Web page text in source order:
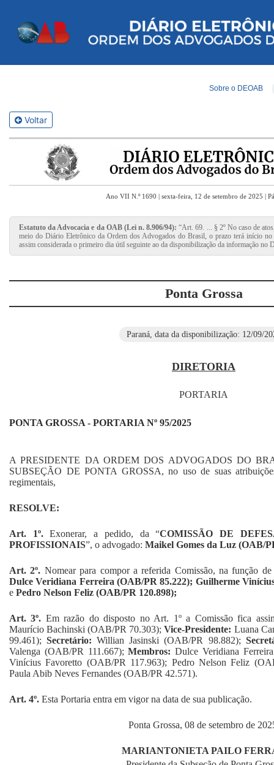
Sobre o DEOAB
Voltar
Ano VII N.º 1690 | sexta-feira, 12 de setembro de 2025 |
Estatuto da Advocacia e da OAB (Lei n. 8.906/94): “Art. 69. ... § 2º No caso de
meio do Diário Eletrônico da Ordem dos Advogados do Brasil, o prazo terá início
assim considerada o primeiro dia útil seguinte ao da disponibilização da informação no
Ponta Grossa
Paraná, data da disponibilização: 12/09/
DIRETORIA
PORTARIA
PONTA GROSSA - PORTARIA Nº 95/2025
A PRESIDENTE DA ORDEM DOS ADVOGADOS DO
SUBSEÇÃO DE PONTA GROSSA, no uso de suas
regimentais,
RESOLVE:
Art. 1º.Exonerar, a pedido, da “COMISSÃO DE
PROFISSIONAIS”, o advogado: Maikel Gomes da Luz (OAB/
Art. 2º. Nomear para compor a referida Comissão, na função de
Dulce Veridiana Ferreira (OAB/PR 85.222); Guilherme
e Pedro Nelson Feliz (OAB/PR 120.898);
Art. 3º. Em razão do disposto no Art. 1º a Comissão fica
Maurício Bachinski (OAB/PR 70.303);Vice-Presidente: Luana
99.461);Secretário:Willian Jasinski (OAB/PR 98.882);
Valenga (OAB/PR 111.667);Membros: Dulce Veridiana
Vinícius Favoretto (OAB/PR 117.963); Pedro Nelson Feliz
Paula Abib Neves Fernandes (OAB/PR 42.571).
Art. 4º. Esta Portaria entra em vigor na data de sua publicação.
Ponta Grossa, 08 de setembro de
MARIANTONIETA PAILO